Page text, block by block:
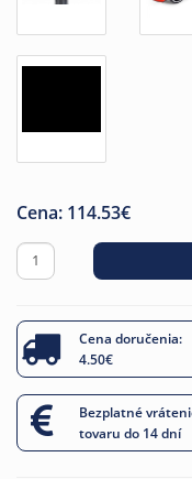
Cena: 114.53€
Cena doručenia:
4.50€
Bezplatné
tovaru do 14 dní